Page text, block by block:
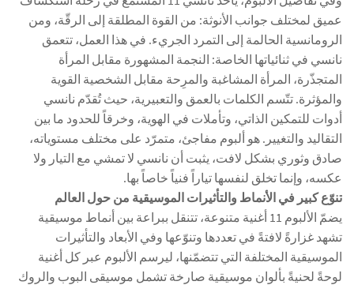
عميق لمختلف جوانب الأنوثة: من القوة المطلقة إلى الرقّة، ومن
الرومانسية الحالمة إلى التمرد الجريء. في هذا العمل، تتعمق
نانسي في ثنائياتها الخاصة: النجمة المشهورة مقابل المرأة
المتجذّرة، المرأة المشاغبة والمرِحة مقابل الشخصية القوية
والمؤثرة. تتّسم الكلمات بالعمق والتعبيرية، حيث تُقدّم نانسي
أدوات للتمكين الذاتي، وتأملات في الهوية، وخرقاً للحدود ما بين
التقاليد والتغيير. هو ألبوم مفاجئ، متمرّد على مختلف مستوياته،
صادق وثوري بشكل لافت، يثبت أن نانسي لا تمشي مع التيار ولا
عكسه، وإنما تخلق لنفسها تياراً فنياً خاصاً بها.
تنوّع كبير في الأنماط والتأثيرات الموسيقية من حول العالم
يضمّ الألبوم 11 أغنية متنوعة، تتنقل ببراعة بين أنماط موسيقية
تشهد غزارةً لافتةً في تعددها وتنوّعها وفي الأبعاد والتأثيرات
الموسيقية المختلفة التي تتضمّنها، ليرسم الألبوم عبر كل أغنية
لوحةً لحنيةً بألوان موسيقية صارخة تشمل موسيقى البوب والروك